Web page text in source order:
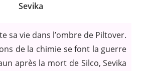
Sevika
sa vie dans l’ombre de Piltover.
de la chimie se font la guerre
après la mort de Silco, Sevika